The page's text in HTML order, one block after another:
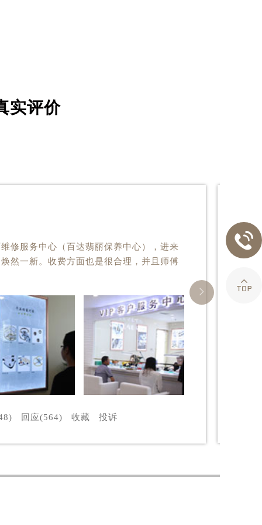
实评价
修服务中心（百达翡丽保养中心），进来
然一新。收费方面也是很合理，并且师傅
回应(564) 收藏 投诉


